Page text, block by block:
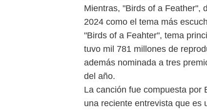
Mientras, "Birds of a Feather",
2024 como el tema más
"Birds of a Feahter", tema
tuvo mil 781 millones de
además nominada a tres
del año.
La canción fue compuesta por
una reciente entrevista que es